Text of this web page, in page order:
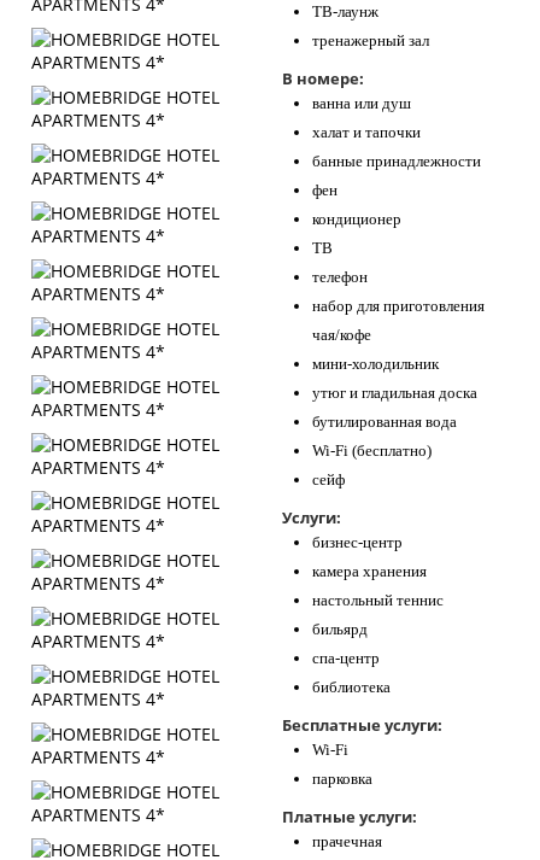
ТВ-лаунж
тренажерный зал
В номере:
ванна или душ
халат и тапочки
банные принадлежности
фен
кондиционер
ТВ
телефон
набор для приготовления
чая/кофе
мини-холодильник
утюг и гладильная доска
бутилированная вода
Wi-Fi (бесплатно)
сейф
Услуги:
бизнес-центр
камера хранения
настольный теннис
бильярд
спа-центр
библиотека
Бесплатные услуги:
Wi-Fi
парковка
Платные услуги:
прачечная